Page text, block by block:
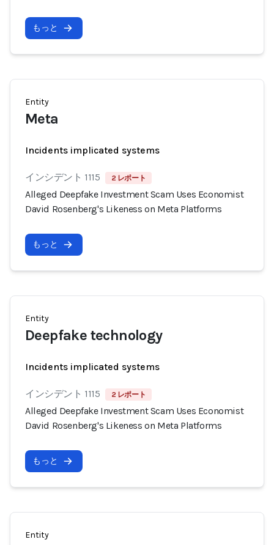
もっと
Entity
Meta
Incidents implicated systems
インシデント 1115 2 レポート
Alleged Deepfake Investment Scam Uses Economist
David Rosenberg's Likeness on Meta Platforms
もっと
Entity
Deepfake technology
Incidents implicated systems
インシデント 1115 2 レポート
Alleged Deepfake Investment Scam Uses Economist
David Rosenberg's Likeness on Meta Platforms
もっと
Entity